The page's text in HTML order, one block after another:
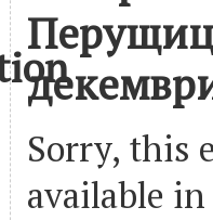
Sorry, this
available in